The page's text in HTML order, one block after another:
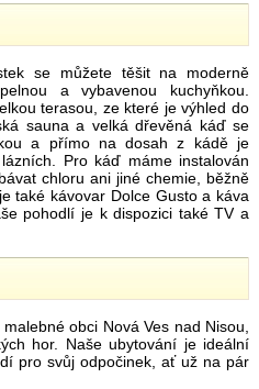
se můžete těšit na moderně
a vybavenou kuchyňkou.
terasou, ze které je výhled do
sauna a velká dřevěná káď se
a přímo na dosah z kádě je
Pro káď máme instalován
chloru ani jiné chemie, běžně
také kávovar Dolce Gusto a káva
pohodlí je k dispozici také TV a
obci Nová Ves nad Nisou,
hor. Naše ubytování je ideální
pro svůj odpočinek, ať už na pár